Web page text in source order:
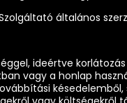
általános
ideértve
vagy a honlap